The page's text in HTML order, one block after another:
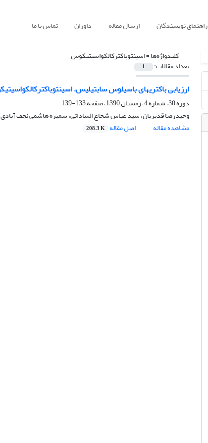
راهنمای نویسندگان ارسال مقاله داوران تماس با ما
کلیدواژه‌ها =اسینتوباکترکالکواسیتیکوس
تعداد مقالات: 1
ارزیابی باکتری‪های باسیلوس سابتیلیس، اسینتوباکترکالکواسیتیکوس و سودوموناس در جداسازی نامیزه آب - نفت
دوره 30، شماره 4، زمستان 1390، صفحه
133-139
وحیدرضا قدیریان، سید عباس شجاع الساداتی، سمیره هاشمی نجف آبادی
مشاهده مقاله
اصل مقاله 208.3 K